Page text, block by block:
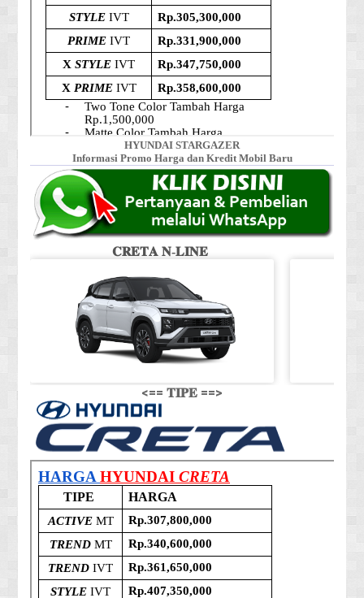
HYUNDAI STARGAZER
Informasi Promo Harga dan Kredit Mobil Baru
𝐂𝐑𝐄𝐓𝐀 𝐍-𝐋𝐈𝐍𝐄
<== 𝐓𝐈𝐏𝐄 ==>